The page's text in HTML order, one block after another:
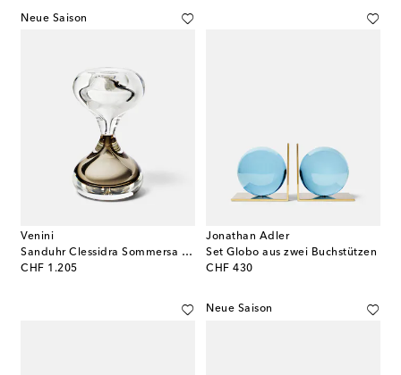
Neue Saison
Venini
Sanduhr Clessidra Sommersa by Fulvio Bianconi und Paolo Venini
CHF 1.205
original price
Jonathan Adler
Set Globo aus zwei Buchstützen
CHF 430
original price
Neue Saison